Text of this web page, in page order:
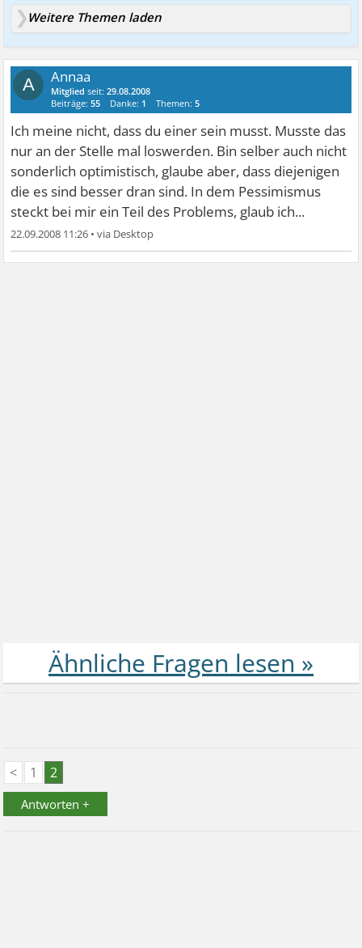
Weitere Themen laden
A Annaa
Mitglied seit:29.08.2008
Beiträge:55 Danke: 1 Themen:5
Ich meine nicht, dass du einer sein musst. Musste das
nur an der Stelle mal loswerden. Bin selber auch nicht
sonderlich optimistisch, glaube aber, dass diejenigen
die es sind besser dran sind. In dem Pessimismus
steckt bei mir ein Teil des Problems, glaub ich...
22.09.2008 11:26 •
< 1 2
Antworten +